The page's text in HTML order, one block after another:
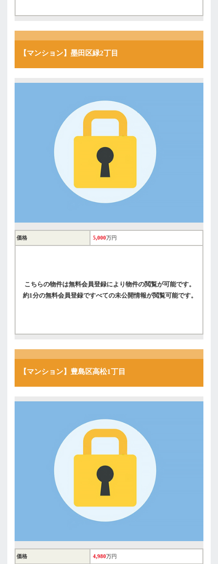
【マンション】墨田区緑2丁目
価格 5,000万円
こちらの物件は無料会員登録により物件の閲覧が可能です。
約1分の無料会員登録ですべての未公開情報が閲覧可能です。
【マンション】豊島区高松1丁目
価格 4,980万円